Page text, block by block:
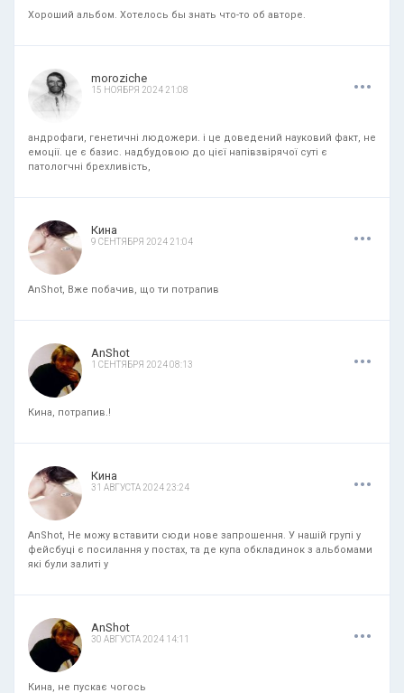
Хороший альбом. Хотелось бы знать что-то об авторе.
moroziche
15 НОЯБРЯ 2024 21:08 ...
андрофаги, генетичні людожери. і це доведений науковий факт, не
емоції. це є базис. надбудовою до цієї напівзвірячої суті є
патологчні брехливість,
Кина
9 СЕНТЯБРЯ 2024 21:04 ...
AnShot, Вже побачив, що ти потрапив
AnShot
1 СЕНТЯБРЯ 2024 08:13 ...
Кина, потрапив.!
Кина
31 АВГУСТА 2024 23:24 ...
AnShot, Не можу вставити сюди нове запрошення. У нашій групі у
фейсбуці є посилання у постах, та де купа обкладинок з альбомами
які були залиті у
AnShot
30 АВГУСТА 2024 14:11 ...
Кина, не пускає чогось